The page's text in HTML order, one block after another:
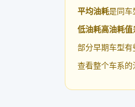
平均油耗是同车
低油耗高油耗值
部分早期车型有
查看整个车系